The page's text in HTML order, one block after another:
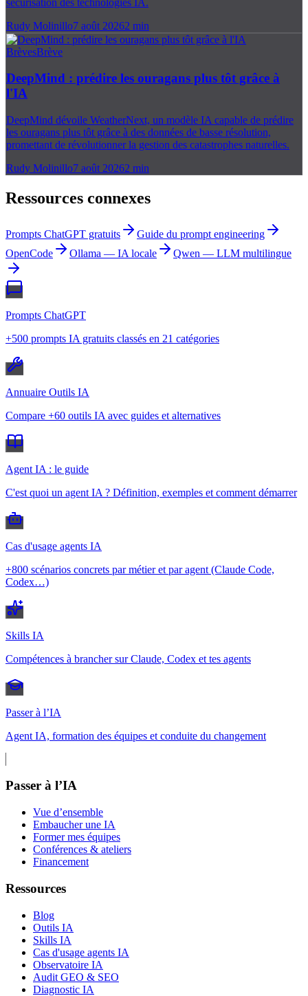
Rudy Molinillo7 août 20262 min
BrèvesBrève
DeepMind : prédire les ouragans plus tôt grâce à
l'IA
DeepMind dévoile WeatherNext, un modèle IA capable de prédire
les ouragans plus tôt grâce à des données de basse résolution,
promettant de révolutionner la gestion des catastrophes naturelles.
Rudy Molinillo7 août 20262 min
Ressources connexes
Prompts ChatGPT gratuits
Guide du prompt engineering
OpenCode
Ollama — IA locale Qwen — LLM multilingue
Prompts ChatGPT
+500 prompts IA gratuits classés en 21 catégories
Annuaire Outils IA
Compare +60 outils IA avec guides et alternatives
Agent IA : le guide
C'est quoi un agent IA ? Définition, exemples et comment démarrer
Cas d'usage agents IA
+800 scénarios concrets par métier et par agent (Claude Code,
Codex…)
Skills IA
Compétences à brancher sur Claude, Codex et tes agents
Passer à l’IA
Agent IA, formation des équipes et conduite du changement
Passer à l’IA
Vue d’ensemble
Embaucher une IA
Former mes équipes
Conférences & ateliers
Financement
Ressources
Blog
Outils IA
Skills IA
Cas d'usage agents IA
Observatoire IA
Audit GEO & SEO
Diagnostic IA